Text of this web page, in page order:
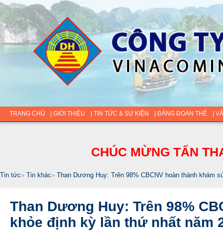
TRANG CHỦ | GIỚI THIỆU | TIN TỨC & SỰ KIỆN | ĐẢNG ĐOÀN THỂ |
CHÚC MỪNG TẤN
Tin tức» Tin khác» Than Dương Huy: Trên 98% CBCNV hoàn thành khám
Than Dương Huy: Trên 98%
khỏe định kỳ lần thứ nhất năm